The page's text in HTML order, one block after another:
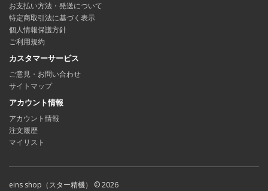
お支払い方法・発送について
特定商取引法に基づく表示
個人情報保護方針
ご利用規約
カスタマーサービス
ご意見・お問い合わせ
サイトマップ
アカウント情報
アカウント情報
注文履歴
マイリスト
eins shop（スター精機） © 2026